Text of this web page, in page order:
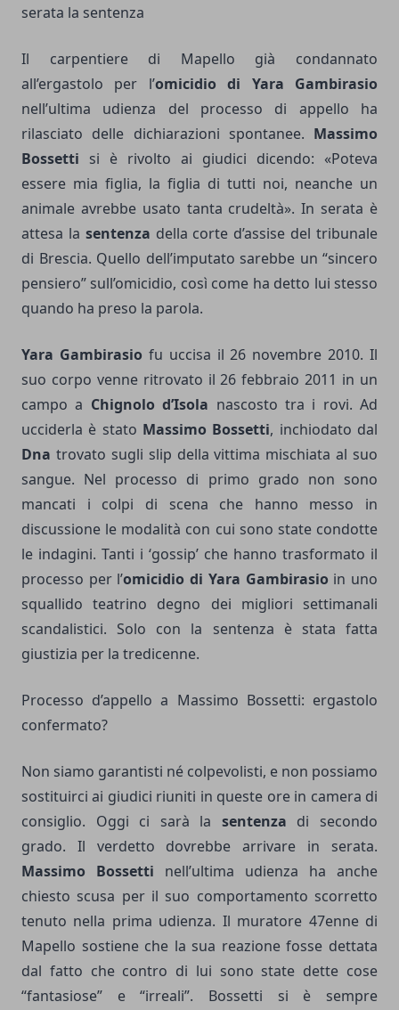
serata la sentenza
Il carpentiere di Mapello già condannato
all’ergastolo per l’omicidio di Yara Gambirasio
nell’ultima udienza del processo di appello ha
rilasciato delle dichiarazioni spontanee. Massimo
Bossetti si è rivolto ai giudici dicendo: «Poteva
essere mia figlia, la figlia di tutti noi, neanche un
animale avrebbe usato tanta crudeltà». In serata è
attesa la sentenza della corte d’assise del tribunale
di Brescia. Quello dell’imputato sarebbe un “sincero
pensiero” sull’omicidio, così come ha detto lui stesso
quando ha preso la parola.
Yara Gambirasio fu uccisa il 26 novembre 2010. Il
suo corpo venne ritrovato il 26 febbraio 2011 in un
campo a Chignolo d’Isola nascosto tra i rovi. Ad
ucciderla è stato Massimo Bossetti, inchiodato dal
Dna trovato sugli slip della vittima mischiata al suo
sangue. Nel processo di primo grado non sono
mancati i colpi di scena che hanno messo in
discussione le modalità con cui sono state condotte
le indagini. Tanti i ‘gossip’ che hanno trasformato il
processo per l’omicidio di Yara Gambirasio in uno
squallido teatrino degno dei migliori settimanali
scandalistici. Solo con la sentenza è stata fatta
giustizia per la tredicenne.
Processo d’appello a Massimo Bossetti: ergastolo
confermato?
Non siamo garantisti né colpevolisti, e non possiamo
sostituirci ai giudici riuniti in queste ore in camera di
consiglio. Oggi ci sarà la sentenza di secondo
grado. Il verdetto dovrebbe arrivare in serata.
Massimo Bossetti nell’ultima udienza ha anche
chiesto scusa per il suo comportamento scorretto
tenuto nella prima udienza. Il muratore 47enne di
Mapello sostiene che la sua reazione fosse dettata
dal fatto che contro di lui sono state dette cose
“fantasiose” e “irreali”. Bossetti si è sempre